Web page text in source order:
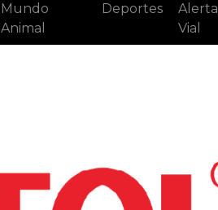
Mundo
Animal
Deportes
Alerta
Vial